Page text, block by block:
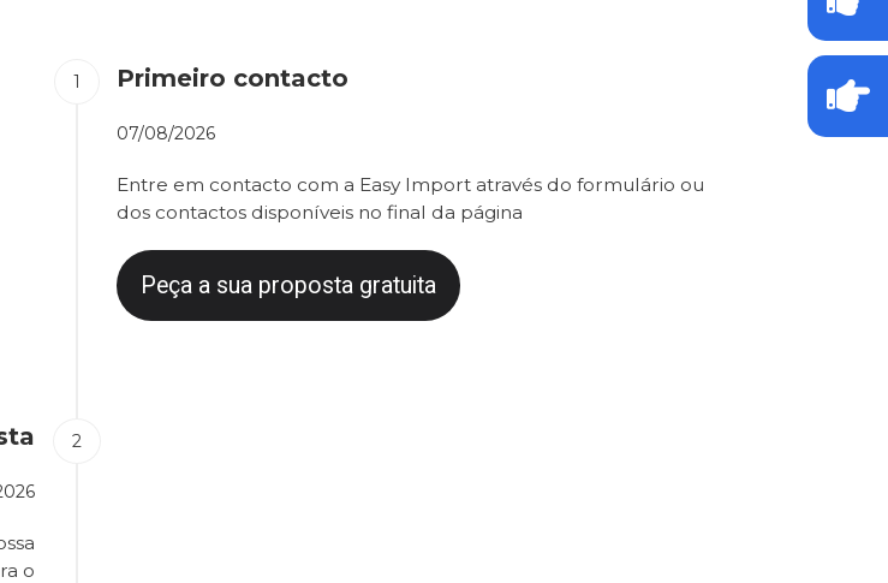
Primeiro contacto
07/08/2026
Entre em contacto com a Easy Import através do formulário ou
dos contactos disponíveis no final da página
Peça a sua proposta gratuita
o